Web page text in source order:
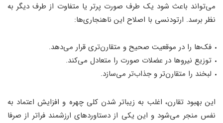
می‌تواند باعث شود یک طرف صورت پرتر یا متفاوت از طرف دیگر به
نظر برسد. ارتودنسی با اصلاح این ناهنجاری‌ها:
فک‌ها را در موقعیت صحیح و متقارن‌تری قرار می‌دهد.
توزیع نیروها در عضلات صورت را متعادل می‌کند.
لبخند را متقارن‌تر و جذاب‌تر می‌سازد.
این بهبود تقارن، اغلب به زیباتر شدن کلی چهره و افزایش اعتماد به
نفس منجر می‌شود و این یکی از دستاوردهای ارزشمند فراتر از صرفا